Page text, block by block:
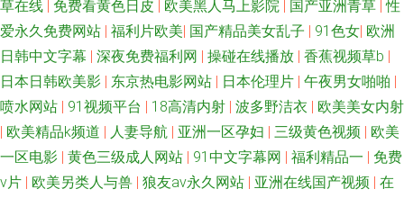
利在线视频观看 国产一二三四 91豆花精品 国产精品自拍一区 91花探 欧美强
奸第5页 91九色熟女露脸 老湿机午夜剧场 91n女在线 丁香在线一区二区三区
色婷亚洲网站 丁香婷婷乱鲁 91免费在线观看网站 人人操b 91影音先锋图片
资源 婷婷激情性 白浆二区欧美 婷婷五月先锋影音 91狼友紧急 国产自线在拍
草在线 | 免费看黄色日皮 | 欧美黑人马上影院 | 国产亚洲青草 |性
爱永久免费网站 | 福利片欧美| 国产精品美女乱子 | 91色女| 欧洲
日韩中文字幕 | 深夜免费福利网 | 操碰在线播放 | 香蕉视频草b |
日本日韩欧美影 | 东京热电影网站 | 日本伦理片 | 午夜男女啪啪 |
喷水网站 | 91视频平台 | 18高清内射 | 波多野洁衣 | 欧美美女内射
| 欧美精品k频道 | 人妻导航 | 亚洲一区孕妇 | 三级黄色视频 | 欧美
一区电影 | 黄色三级成人网站 | 91中文字幕网 | 福利精品一 | 免费
v片 | 欧美另类人与兽 | 狼友av永久网站 | 亚洲在线国产视频 | 在